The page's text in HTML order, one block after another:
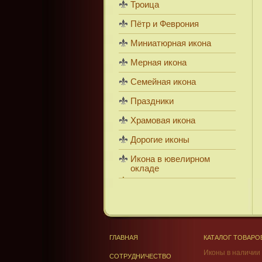
Троица
Пётр и Феврония
Миниатюрная икона
Мерная икона
Семейная икона
Праздники
Храмовая икона
Дорогие иконы
Икона в ювелирном
окладе
ГЛАВНАЯ
СОТРУДНИЧЕСТВО
КАТАЛОГ
Иконы в наличии